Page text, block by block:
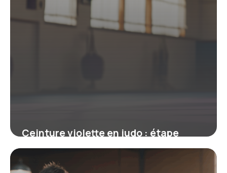
Ceinture violette en judo : étape
charnière et enjeux pour les jeunes
judokas